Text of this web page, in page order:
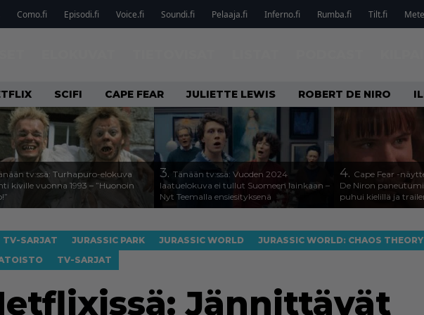
Como.fi Episodi.fi Voice.fi Soundi.fi Pelaaja.fi Inferno.fi Rumba.fi Tilt.fi
SCIFI CAPE FEAR JULIETTE LEWIS ROBERT DE NIRO
tv:ssä: Turhapuro-elokuva
kiville vuonna 1993 – ”Huonoin
3. Tänään tv:ssä: Vuoden 2024
laatuelokuva ei tullut Suomeen lainkaan –
Nyt Teemalla ensiesityksenä
4. Cape Fear -
De Niron
puhui kielillä ja
TV-SARJAT JURASSIC PARK JURASSIC WORLD JURASSIC WORLD: CHAOS THEORY
TV-SARJAT
Jännittävät